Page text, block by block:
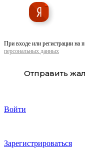
При входе или регистрации на
персональных данных
Отправить
Войти
Зарегистрироваться